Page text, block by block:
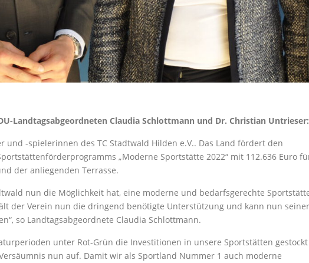
Landtagsabgeordneten Claudia Schlottmann und Dr. Christian Untrieser:
-spielerinnen des TC Stadtwald Hilden e.V.. Das Land fördert den
„Moderne Sportstätte 2022“ mit 112.636 Euro
der anliegenden Terrasse.
nun die Möglichkeit hat, eine moderne und bedarfsgerechte
der Verein nun die dringend benötigte Unterstützung und kann nun seiner
so Landtagsabgeordnete Claudia Schlottmann.
unter Rot-Grün die Investitionen in unsere Sportstätten gestockt
nun auf. Damit wir als Sportland Nummer 1 auch moderne